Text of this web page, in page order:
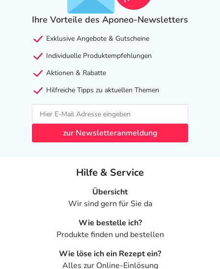
- Muskelschmerzen
- Anstieg der Aminotransferase (ALAT)-Konzentration im
- Anstieg der Aspartat-Aminotransferase (ASAT)-
Konzentration im Blut
- Krankhaft erhöhter Blutzuckerspiegel (Hyperglykämie)
- Kehlkopfschmerzen
- Nasenbluten
- Entweichen von Darmgasen
- Durchfall
- Magen-Darm-Beschwerden
- Rückenschmerzen
- Anstieg von Muskelenzym (Kreatinphosphokinase) im
Ihre Vorteile des Aponeo-Newsletters
Exklusive Angebote & Gutscheine
Individuelle Produktempfehlungen
Aktionen & Rabatte
Hilfreiche Tipps zu aktuellen Themen
zur Newsletteranmeldung
Hilfe & Service
Übersicht
Wir sind gern für Sie da
Wie bestelle ich?
Produkte finden und bestellen
Wie löse ich ein Rezept ein?
Alles zur Online-Einlösung